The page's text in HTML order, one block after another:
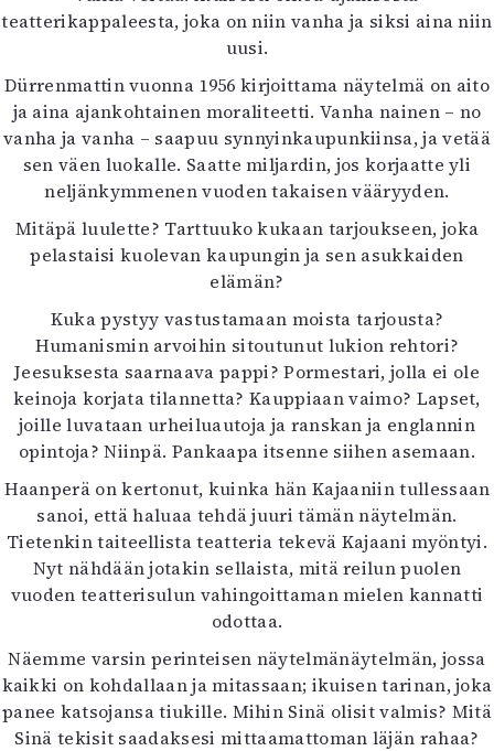
teatterikappaleesta, joka on niin vanha ja siksi aina niin
uusi.
Dürrenmattin vuonna 1956 kirjoittama näytelmä on aito
ja aina ajankohtainen moraliteetti. Vanha nainen – no
vanha ja vanha – saapuu synnyinkaupunkiinsa, ja vetää
sen väen luokalle. Saatte miljardin, jos korjaatte yli
neljänkymmenen vuoden takaisen vääryyden.
Mitäpä luulette? Tarttuuko kukaan tarjoukseen, joka
pelastaisi kuolevan kaupungin ja sen asukkaiden
elämän?
Kuka pystyy vastustamaan moista tarjousta?
Humanismin arvoihin sitoutunut lukion rehtori?
Jeesuksesta saarnaava pappi? Pormestari, jolla ei ole
keinoja korjata tilannetta? Kauppiaan vaimo? Lapset,
joille luvataan urheiluautoja ja ranskan ja englannin
opintoja? Niinpä. Pankaapa itsenne siihen asemaan.
Haanperä on kertonut, kuinka hän Kajaaniin tullessaan
sanoi, että haluaa tehdä juuri tämän näytelmän.
Tietenkin taiteellista teatteria tekevä Kajaani myöntyi.
Nyt nähdään jotakin sellaista, mitä reilun puolen
vuoden teatterisulun vahingoittaman mielen kannatti
odottaa.
Näemme varsin perinteisen näytelmänäytelmän, jossa
kaikki on kohdallaan ja mitassaan; ikuisen tarinan, joka
panee katsojansa tiukille. Mihin Sinä olisit valmis? Mitä
Sinä tekisit saadaksesi mittaamattoman läjän rahaa?